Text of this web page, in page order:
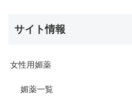
サイト情報
女性用媚薬
媚薬一覧